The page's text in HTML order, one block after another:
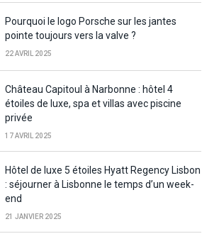
Pourquoi le logo Porsche sur les jantes
pointe toujours vers la valve ?
22 AVRIL 2025
Château Capitoul à Narbonne : hôtel 4
étoiles de luxe, spa et villas avec piscine
privée
17 AVRIL 2025
Hôtel de luxe 5 étoiles Hyatt Regency Lisbon
: séjourner à Lisbonne le temps d’un week-
end
21 JANVIER 2025